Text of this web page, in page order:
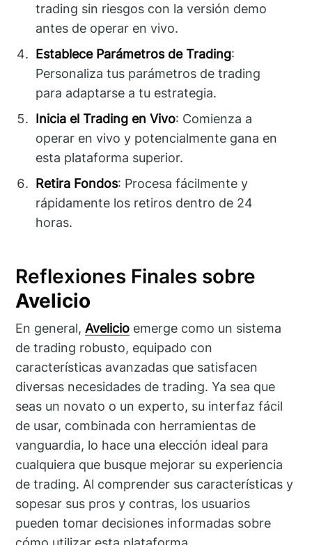
trading sin riesgos con la versión demo
antes de operar en vivo.
Establece Parámetros de Trading:
Personaliza tus parámetros de trading
para adaptarse a tu estrategia.
Inicia el Trading en Vivo: Comienza a
operar en vivo y potencialmente gana en
esta plataforma superior.
Retira Fondos: Procesa fácilmente y
rápidamente los retiros dentro de 24
horas.
Reflexiones Finales sobre
Avelicio
En general,Avelicio emerge como un sistema
de trading robusto, equipado con
características avanzadas que satisfacen
diversas necesidades de trading. Ya sea que
seas un novato o un experto, su interfaz fácil
de usar, combinada con herramientas de
vanguardia, lo hace una elección ideal para
cualquiera que busque mejorar su experiencia
de trading. Al comprender sus características y
sopesar sus pros y contras, los usuarios
pueden tomar decisiones informadas sobre